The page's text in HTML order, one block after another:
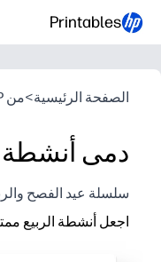
Printables
الصفحة الرئيسية>من HP
دمى أنشطة
سلسلة عيد الفصح
اجعل أنشطة الربيع